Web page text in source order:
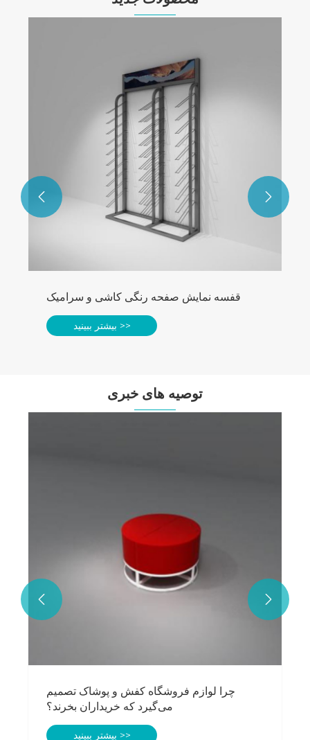
قفسه نمایش صفحه رنگی کاشی و سرامیک
بیشتر ببینید >>
 
توصیه های خبری
چرا لوازم فروشگاه کفش و پوشاک تصمیم
می‌گیرد که خریداران بخرند؟
بیشتر ببینید >>
 